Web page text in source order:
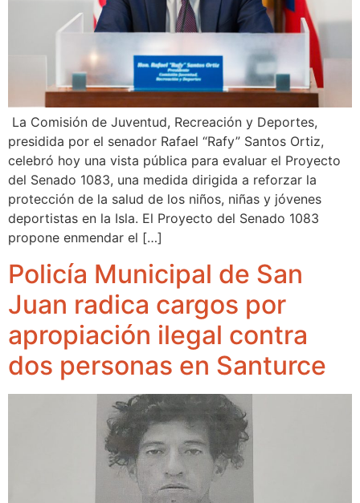
La Comisión de Juventud, Recreación y Deportes,
presidida por el senador Rafael “Rafy” Santos Ortiz,
celebró hoy una vista pública para evaluar el Proyecto
del Senado 1083, una medida dirigida a reforzar la
protección de la salud de los niños, niñas y jóvenes
deportistas en la Isla. El Proyecto del Senado 1083
propone enmendar el […]
Policía Municipal de San
Juan radica cargos por
apropiación ilegal contra
dos personas en Santurce